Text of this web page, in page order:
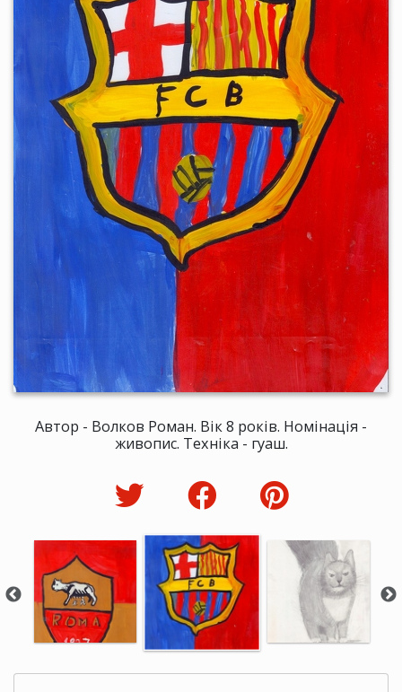
Автор - Волков Роман. Вік 8 років. Номінація -
живопис. Техніка - гуаш.